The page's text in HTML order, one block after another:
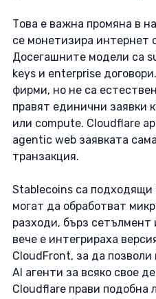
Това е важна промяна в
се монетизира интернет
Досегашните модели са
keys и enterprise
фирми, но не са
правят единични заявки
или compute. Cloudflare
agentic web заявката
транзакция.
Stablecoins са
могат да обработват
разходи, бърз сетълмент
вече е интегрираха
CloudFront, за да
AI агенти за всяко свое
Cloudflare прави подобна